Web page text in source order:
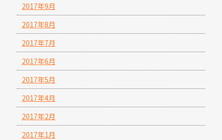
2017年9月
2017年8月
2017年7月
2017年6月
2017年5月
2017年4月
2017年2月
2017年1月